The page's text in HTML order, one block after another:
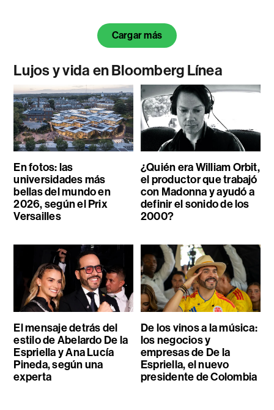
Cargar más
Lujos y vida en Bloomberg Línea
En fotos: las
universidades más
bellas del mundo en
2026, según el Prix
Versailles
¿Quién era William Orbit,
el productor que trabajó
con Madonna y ayudó a
definir el sonido de los
2000?
El mensaje detrás del
estilo de Abelardo De la
Espriella y Ana Lucía
Pineda, según una
experta
De los vinos a la música:
los negocios y
empresas de De la
Espriella, el nuevo
presidente de Colombia